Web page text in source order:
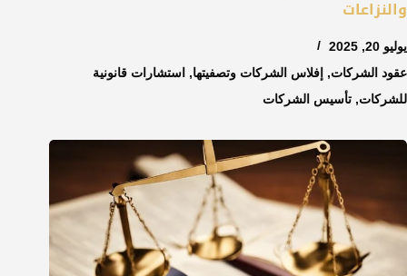
والنزاعات
يوليو 20, 2025
عقود الشركات, إفلاس الشركات وتصفيتها, استشارات قانونية
للشركات, تأسيس الشركات